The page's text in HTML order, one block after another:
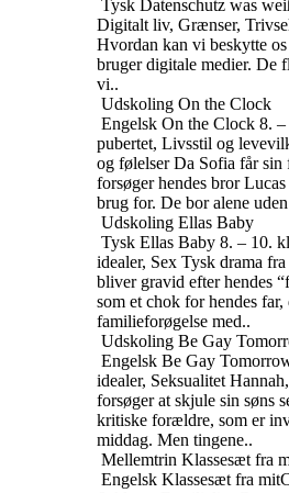
Tysk Datenschutz was
Digitalt liv, Grænser,
Hvordan kan vi beskytte
bruger digitale medier. De
vi..
Udskoling On the Clock
Engelsk On the Clock 8. –
pubertet, Livsstil og
og følelser Da Sofia får sin
forsøger hendes bror
brug for. De bor alene
Udskoling Ellas Baby
Tysk Ellas Baby 8. – 10.
idealer, Sex Tysk drama
bliver gravid efter hendes
som et chok for hendes
familieforøgelse med..
Udskoling Be Gay
Engelsk Be Gay
idealer, Seksualitet
forsøger at skjule sin søns
kritiske forældre, som er
middag. Men tingene..
Mellemtrin Klassesæt fra
Engelsk Klassesæt fra